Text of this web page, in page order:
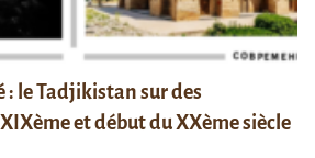
le Tadjikistan sur des
et début du XXème siècle